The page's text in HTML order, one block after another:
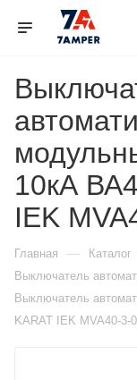
10кА
IEK
Главная — Каталог
Выключатель
Выключатель
KARAT IEK MVA40-3-